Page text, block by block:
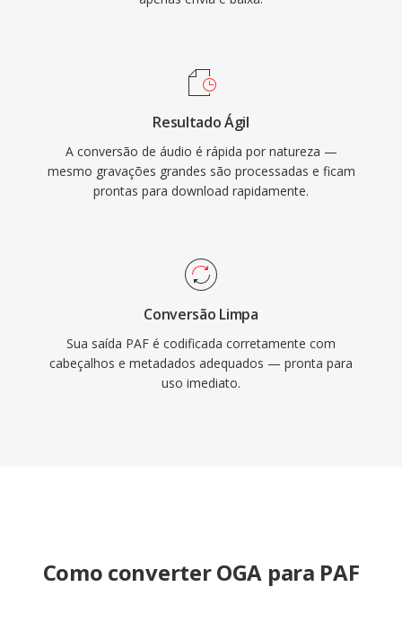
Resultado Ágil
A conversão de áudio é rápida por natureza —
mesmo gravações grandes são processadas e ficam
prontas para download rapidamente.
Conversão Limpa
Sua saída PAF é codificada corretamente com
cabeçalhos e metadados adequados — pronta para
uso imediato.
Como converter OGA para PAF